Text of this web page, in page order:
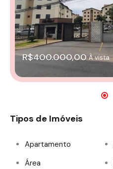
R$400.000,00 À vista
Tipos de Imóveis
Apartamento
Área